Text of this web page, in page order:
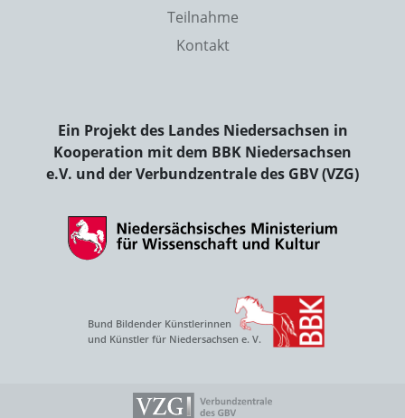
Teilnahme
Kontakt
Ein Projekt des Landes Niedersachsen in
Kooperation mit dem BBK Niedersachsen
e.V. und der Verbundzentrale des GBV (VZG)
Bund Bildender Künstlerinnen
und Künstler für Niedersachsen e. V.